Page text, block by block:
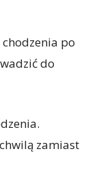
po
do
zamiast